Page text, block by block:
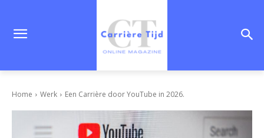
Home Werk Een Carrière door YouTube in 2026.